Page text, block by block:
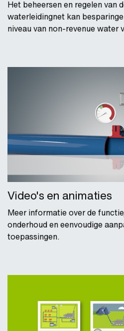
Het beheersen en regelen van
waterleidingnet kan
niveau van non-revenue water
Video's en animaties
Meer informatie over de
onderhoud en eenvoudige
toepassingen.